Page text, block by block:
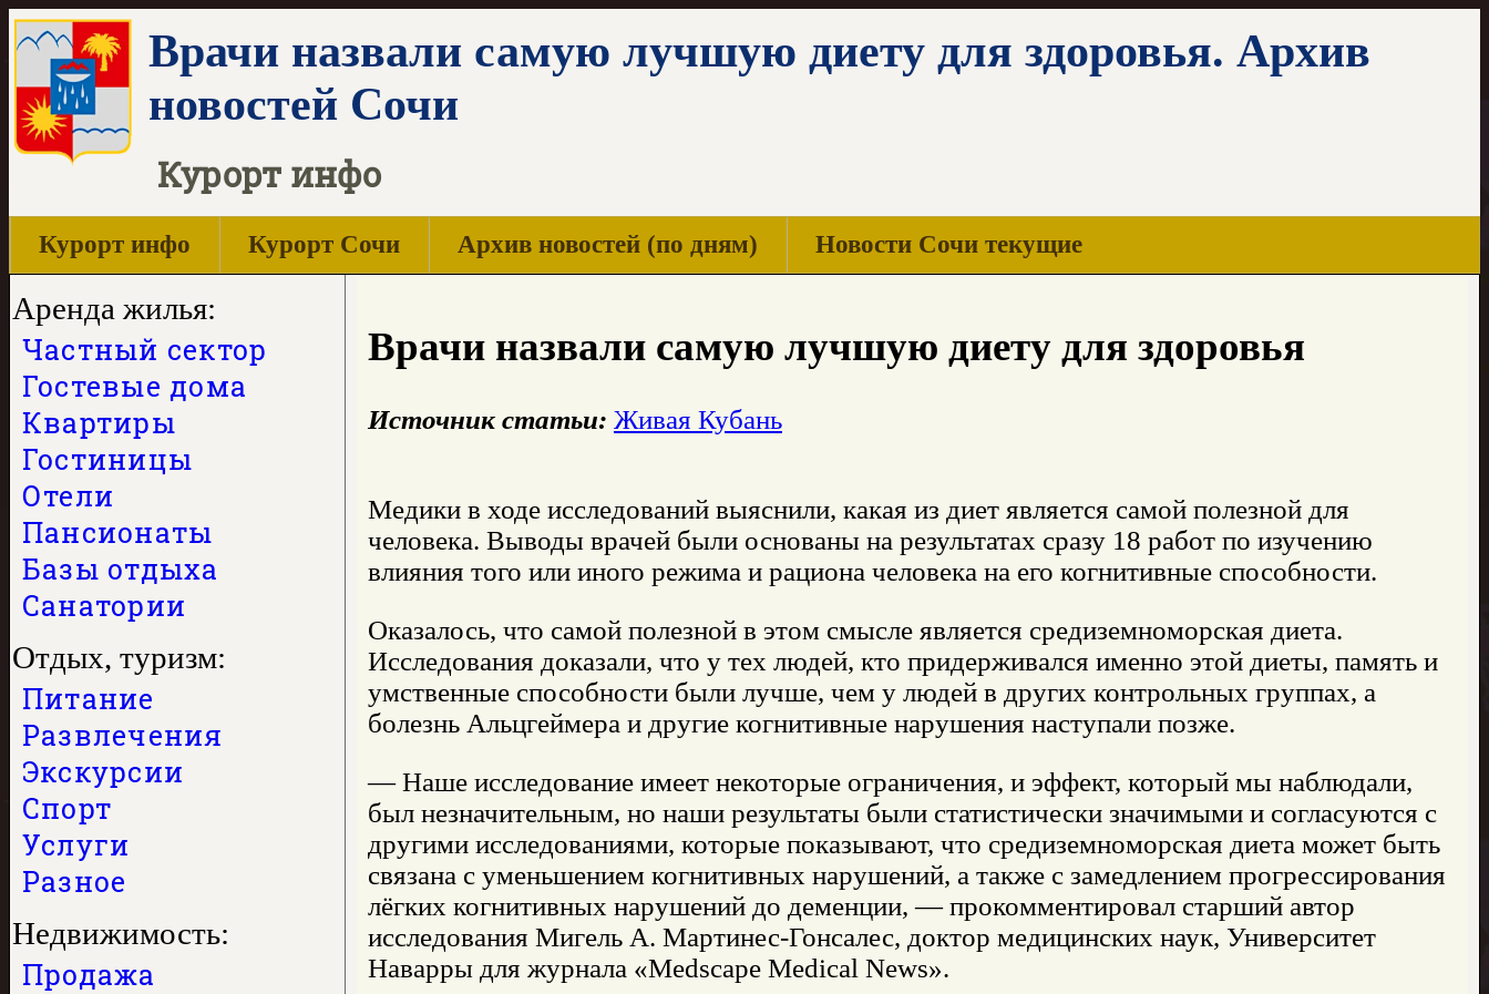
Врачи назвали самую лучшую диету для здоровья. Архив
новостей Сочи
Курорт инфо
Курорт инфо Курорт Сочи Архив новостей (по дням) Новости Сочи текущие
Аренда жилья:
Частный сектор
Гостевые дома
Квартиры
Гостиницы
Отели
Пансионаты
Базы отдыха
Санатории
Отдых, туризм:
Питание
Развлечения
Экскурсии
Спорт
Услуги
Разное
Недвижимость:
Продажа
Врачи назвали самую лучшую диету для здоровья
Источник статьи: Живая Кубань
Медики в ходе исследований выяснили, какая из диет является самой полезной для
человека. Выводы врачей были основаны на результатах сразу 18 работ по изучению
влияния того или иного режима и рациона человека на его когнитивные способности.
Оказалось, что самой полезной в этом смысле является средиземноморская диета.
Исследования доказали, что у тех людей, кто придерживался именно этой диеты, память и
умственные способности были лучше, чем у людей в других контрольных группах, а
болезнь Альцгеймера и другие когнитивные нарушения наступали позже.
— Наше исследование имеет некоторые ограничения, и эффект, который мы наблюдали,
был незначительным, но наши результаты были статистически значимыми и согласуются с
другими исследованиями, которые показывают, что средиземноморская диета может быть
связана с уменьшением когнитивных нарушений, а также с замедлением прогрессирования
лёгких когнитивных нарушений до деменции, — прокомментировал старший автор
исследования Мигель А. Мартинес-Гонсалес, доктор медицинских наук, Университет
Наварры для журнала «Medscape Medical News».